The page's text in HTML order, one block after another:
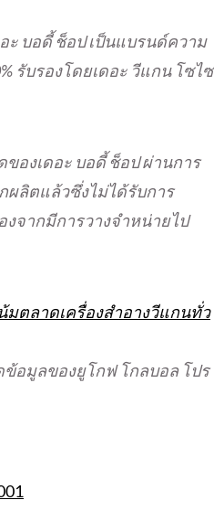
ะ บอดี้ ช็อป เป็นแบรนด์ความ
รับรองโดยเดอะ วีแกน โซไซ
งเดอะ บอดี้ ช็อป ผ่านการ
ผลิตแล้วซึ่งไม่ได้รับการ
งจากมีการวางจำหน่ายไป
น้มตลาดเครื่องสำอางวีแกนทั่ว
อมูลของยูโกฟ โกลบอล โปร